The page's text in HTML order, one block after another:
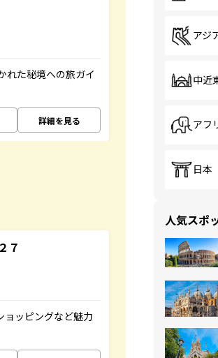
れた秘境への旅ガイ
詳細を見る
７
ョッピングなど魅力
アジ
中近
アフ
日本
人気スポ